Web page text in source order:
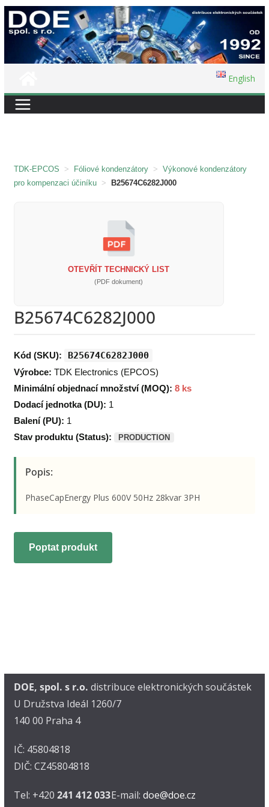
Přeskočit
na
English
TDK-EPCOS > Fóliové kondenzátory > Výkonové kondenzátory
pro kompenzaci účiníku > B25674C6282J000
OTEVŘÍT TECHNICKÝ LIST
(PDF dokument)
B25674C6282J000
Kód (SKU): B25674C6282J000
Výrobce: TDK Electronics (EPCOS)
Minimální objednací množství (MOQ): 8 ks
Dodací jednotka (DU): 1
Balení (PU): 1
Stav produktu (Status):
PRODUCTION
Popis:
PhaseCapEnergy Plus 600V 50Hz 28kvar 3PH
Poptat produkt
DOE, spol. s r.o. distribuce elektronických součástek
U Družstva Ideál 1260/7
140 00 Praha 4
IČ: 45804818
DIČ: CZ45804818
Tel: +420 241 412 033E-mail: doe@doe.cz